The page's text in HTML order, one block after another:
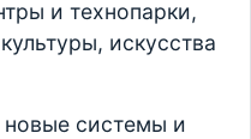
и технопарки,
искусства
новые системы и